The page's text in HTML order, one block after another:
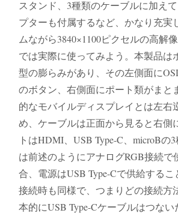
スタンド、3種類のケーブルに加え
プターも付属するなど、かなり充実
ムながら3840×1100ピクセルの高解
では実際に使ってみよう。本製品は
型の膨らみがあり、その左側面に
のボタン、右側面にポート類がまと
的なモバイルディスプレイとは左右
め、ケーブルは正面から見ると右
トはHDMI、USB Type-C、microBの
は前述のようにアナログRGB接続で
合、電源はUSB Type-Cで供給する
接続時も同様で、つまりどの接続方
本的にUSB Type-Cケーブルはつな